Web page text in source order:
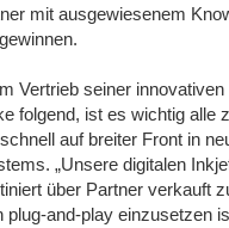
mit ausgewiesenem
Vertrieb seiner
folgend, ist es wichtig alle
auf breiter Front in
„Unsere digitalen
über Partner verkauft
and-play einzusetzen